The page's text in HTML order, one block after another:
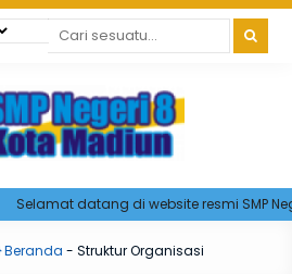
Selamat datang di website resmi SMP
Beranda - Struktur Organisasi